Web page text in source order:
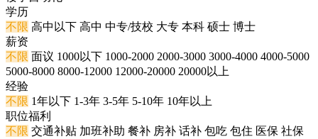
学历
不限 高中以下 高中 中专/技校 大专 本科 硕士 博士
薪资
不限 面议 1000以下 1000-2000 2000-3000 3000-4000 4000-5000
5000-8000 8000-12000 12000-20000 20000以上
经验
不限 1年以下 1-3年 3-5年 5-10年 10年以上
职位福利
不限 交通补贴 加班补助 餐补 房补 话补 包吃 包住 医保 社保